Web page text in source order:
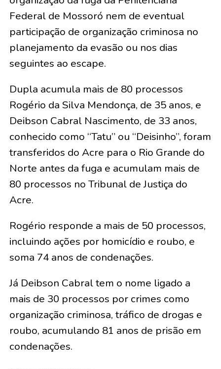
Federal de Mossoró nem de eventual
participação de organização criminosa no
planejamento da evasão ou nos dias
seguintes ao escape.
Dupla acumula mais de 80 processos
Rogério da Silva Mendonça, de 35 anos, e
Deibson Cabral Nascimento, de 33 anos,
conhecido como “Tatu” ou “Deisinho”, foram
transferidos do Acre para o Rio Grande do
Norte antes da fuga e acumulam mais de
80 processos no Tribunal de Justiça do
Acre.
Rogério responde a mais de 50 processos,
incluindo ações por homicídio e roubo, e
soma 74 anos de condenações.
Já Deibson Cabral tem o nome ligado a
mais de 30 processos por crimes como
organização criminosa, tráfico de drogas e
roubo, acumulando 81 anos de prisão em
condenações.